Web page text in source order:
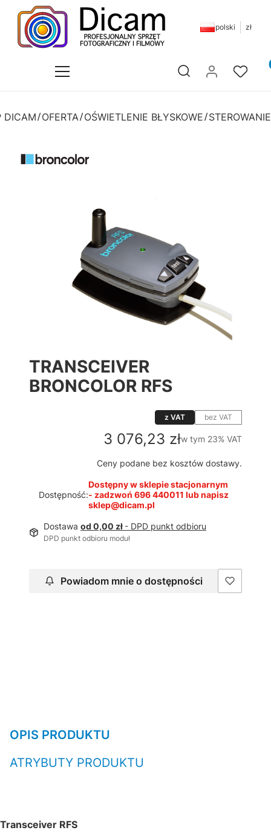
polski zł
Otwórz wyszukiwarkę
DICAM OFERTA OŚWIETLENIE BŁYSKOWE STEROWANIE
TRANSCEIVER
BRONCOLOR RFS
z VAT bez VAT
Cena
3 076,23 złw tym 23% VAT
w tym 23% VAT
Ceny podane bez kosztów dostawy.
Dostępność:
Dostępny w sklepie stacjonarnym
- zadzwoń 696 440011 lub napisz
sklep@dicam.pl
Dostawa od 0,00 zł - DPD punkt odbioru
DPD punkt odbioru moduł
Powiadom mnie o dostępności
OPIS PRODUKTU
ATRYBUTY PRODUKTU
Transceiver RFS